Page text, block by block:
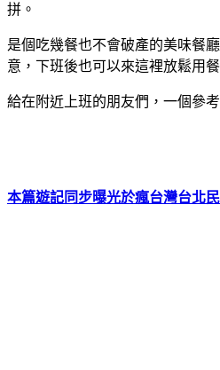
拼。
是個吃幾餐也不會破產的美味餐
意，下班後也可以來這裡放鬆用餐
給在附近上班的朋友們，一個參
本篇遊記同步曝光於瘋台灣台北民